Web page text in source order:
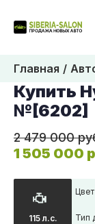
Главная
Купить
№[6202]
2 479 000
1 505 000
115 л.с.
Цвет
Тип